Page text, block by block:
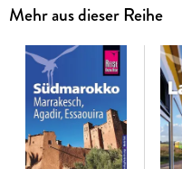
- Übersichtsseiten mit
Sonne, Sand und Salz,
Einsamkeit und viel
Fogo: die Vulkaninsel,
Insel der Kontraste,
Nicolau: die unbekannte
- Eine Jahresübersicht zu
- Routenvorschläge und
Mehr aus dieser Reihe